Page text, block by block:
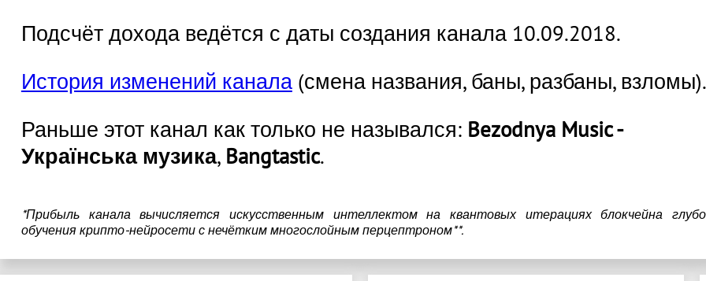
Подсчёт дохода ведётся с даты создания канала 10.09.2018.
История изменений канала(смена названия, баны, разбаны, взломы).
Раньше этот канал как только не назывался: Bezodnya Music -
Українська музика, Bangtastic.
*Прибыль канала вычисляется искусственным интеллектом на квантовых итерациях блокчейна
обучения крипто-нейросети с нечётким многослойным перцептроном**.